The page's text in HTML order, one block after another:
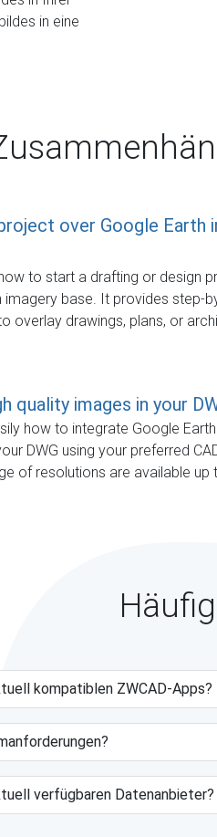
in eine
over Google Earth
to start a drafting or design
imagery base. It provides step-
overlay drawings, plans, or
quality images in your
how to integrate Google
DWG using your preferred
of resolutions are available up
kompatiblen ZWCAD-Apps?
verfügbaren Datenanbieter?